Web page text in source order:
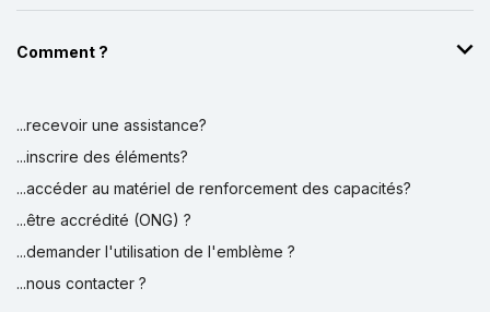
Comment ?
...recevoir une assistance?
...inscrire des éléments?
...accéder au matériel de renforcement des capacités?
...être accrédité (ONG) ?
...demander l'utilisation de l'emblème ?
...nous contacter ?